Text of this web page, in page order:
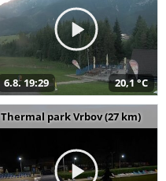
6.8. 19:29 20,1 °C
Thermal park Vrbov (27 km)